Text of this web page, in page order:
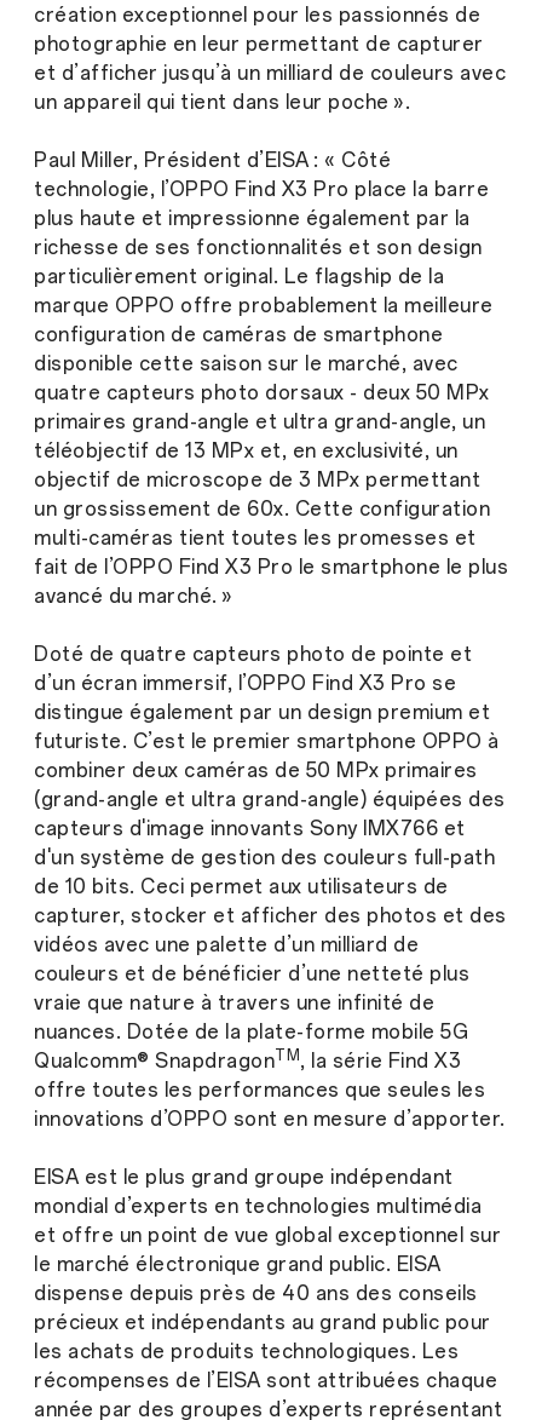
création exceptionnel pour les passionnés de
photographie en leur permettant de capturer
et d’afficher jusqu’à un milliard de couleurs avec
un appareil qui tient dans leur poche ».
Paul Miller, Président d’EISA : « Côté
technologie, l’OPPO Find X3 Pro place la barre
plus haute et impressionne également par la
richesse de ses fonctionnalités et son design
particulièrement original. Le flagship de la
marque OPPO offre probablement la meilleure
configuration de caméras de smartphone
disponible cette saison sur le marché, avec
quatre capteurs photo dorsaux - deux 50 MPx
primaires grand-angle et ultra grand-angle, un
téléobjectif de 13 MPx et, en exclusivité, un
objectif de microscope de 3 MPx permettant
un grossissement de 60x. Cette configuration
multi-caméras tient toutes les promesses et
fait de l’OPPO Find X3 Pro le smartphone le plus
avancé du marché. »
Doté de quatre capteurs photo de pointe et
d’un écran immersif, l’OPPO Find X3 Pro se
distingue également par un design premium et
futuriste. C’est le premier smartphone OPPO à
combiner deux caméras de 50 MPx primaires
(grand-angle et ultra grand-angle) équipées des
capteurs d'image innovants Sony IMX766 et
d'un système de gestion des couleurs full-path
de 10 bits. Ceci permet aux utilisateurs de
capturer, stocker et afficher des photos et des
vidéos avec une palette d’un milliard de
couleurs et de bénéficier d’une netteté plus
vraie que nature à travers une infinité de
nuances. Dotée de la plate-forme mobile 5G
Qualcomm® Snapdragon TM , la série Find X3
offre toutes les performances que seules les
innovations d’OPPO sont en mesure d’apporter.
EISA est le plus grand groupe indépendant
mondial d’experts en technologies multimédia
et offre un point de vue global exceptionnel sur
le marché électronique grand public. EISA
dispense depuis près de 40 ans des conseils
précieux et indépendants au grand public pour
les achats de produits technologiques. Les
récompenses de l’EISA sont attribuées chaque
année par des groupes d’experts représentant